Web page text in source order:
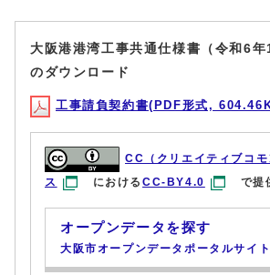
大阪港港湾工事共通仕様書（令和6年
のダウンロード
工事請負契約書(PDF形式,
CC（クリエイティブコ
ス
におけるCC-BY4.0 で提
オープンデータを探す
大阪市オープンデータポータルサイト